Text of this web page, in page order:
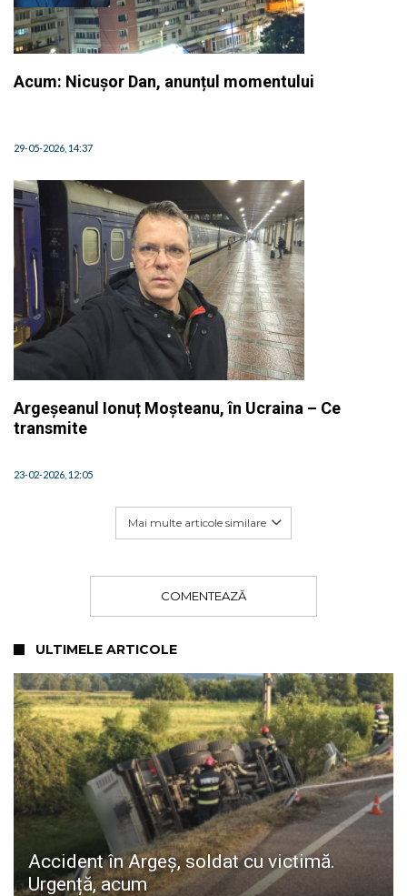
Acum: Nicușor Dan, anunțul momentului
29-05-2026, 14:37
Argeșeanul Ionuț Moșteanu, în Ucraina – Ce
transmite
23-02-2026, 12:05
Mai multe articole similare
COMENTEAZĂ
ULTIMELE ARTICOLE
Accident în Argeș, soldat cu victimă.
Urgență, acum